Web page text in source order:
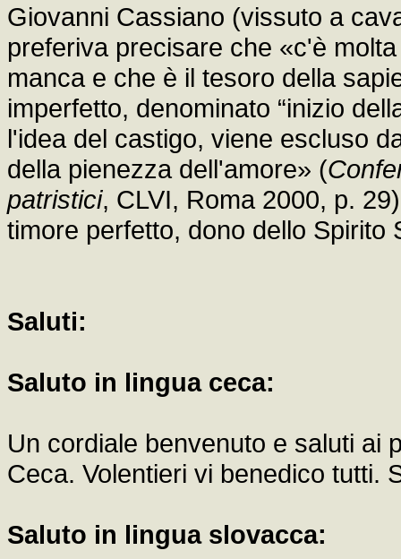
Giovanni Cassiano (vissuto a
preferiva precisare che «c'è
manca e che è il tesoro della
imperfetto, denominato “inizio
l'idea del castigo, viene escluso
della pienezza dell'amore» (
patristici, CLVI, Roma 2000, p.
timore perfetto, dono dello Spirito
Saluti:
Saluto in lingua ceca:
Un cordiale benvenuto e saluti ai
Ceca. Volentieri vi benedico tutti.
Saluto in lingua slovacca: